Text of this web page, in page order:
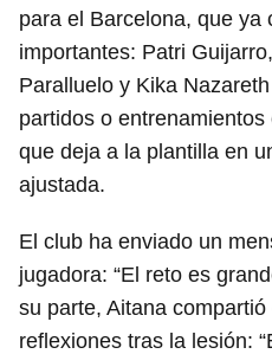
para el Barcelona, que ya
importantes: Patri
Paralluelo y Kika
partidos o
que deja a la plantilla en
ajustada.
El club ha enviado un
jugadora: “El reto es
su parte, Aitana
reflexiones tras la lesión: